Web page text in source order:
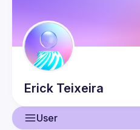
Erick Teixeira
User